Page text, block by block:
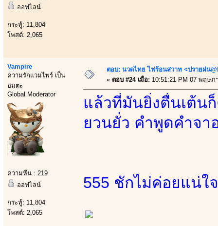
ออฟไลน์
กระทู้: 11,804
โพสต์: 2,065
Vampire
ความรักแวมไพร์ เป็น
อมตะ
Global Moderator
ความหื่น : 219
ออฟไลน์
กระทู้: 11,804
โพสต์: 2,065
ตอบ: นวดไทย ไฟร้อนสวาท <ปรายฝน
« ตอบ #24 เมื่อ: 10:51:21 PM 07 พฤษภ
แล้วที่มันยิ่งตื่นเต้น
ยวนยั่ว คำพูดคำจ
555 ชักไม่ค่อยแน่ใ